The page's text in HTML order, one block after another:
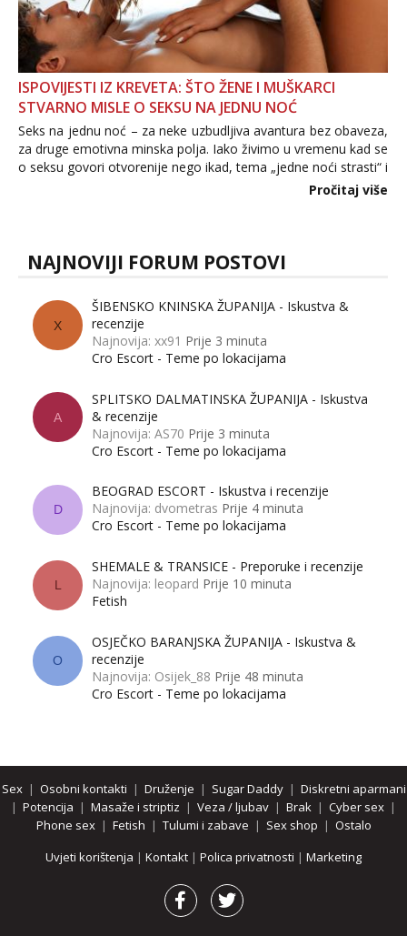
ISPOVIJESTI IZ KREVETA: ŠTO ŽENE I MUŠKARCI
STVARNO MISLE O SEKSU NA JEDNU NOĆ
Seks na jednu noć – za neke uzbudljiva avantura bez obaveza,
za druge emotivna minska polja. Iako živimo u vremenu kad se
o seksu govori otvorenije nego ikad, tema „jedne noći strasti“ i
dalje izaziva burne rasprave. Što zapravo misle žene, a što
Pročitaj više
NAJNOVIJI FORUM POSTOVI
X
ŠIBENSKO KNINSKA ŽUPANIJA - Iskustva &
recenzije
Najnovija: xx91 Prije 3 minuta
Cro Escort - Teme po lokacijama
A
SPLITSKO DALMATINSKA ŽUPANIJA - Iskustva
& recenzije
Najnovija: AS70 Prije 3 minuta
Cro Escort - Teme po lokacijama
D
BEOGRAD ESCORT - Iskustva i recenzije
Najnovija: dvometras Prije 4 minuta
Cro Escort - Teme po lokacijama
L
SHEMALE & TRANSICE - Preporuke i recenzije
Najnovija: leopard Prije 10 minuta
Fetish
O
OSJEČKO BARANJSKA ŽUPANIJA - Iskustva &
recenzije
Najnovija: Osijek_88 Prije 48 minuta
Cro Escort - Teme po lokacijama
Sex| Osobni kontakti | Druženje | Sugar Daddy| Diskretni aparmani
| Potencija | Masaže i striptiz | Veza / ljubav | Brak | Cyber sex |
Phone sex| Fetish | Tulumi i zabave | Sex shop | Ostalo
Uvjeti korištenja | Kontakt | Polica privatnosti | Marketing